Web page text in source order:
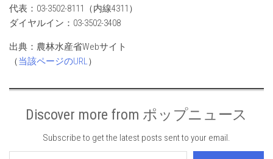
代表：03-3502-8111（内線4311）
ダイヤルイン：03-3502-3408
出典：農林水産省Webサイト
（当該ページのURL）
Discover more from ポップニュース
Subscribe to get the latest posts sent to your email.
Type your email…